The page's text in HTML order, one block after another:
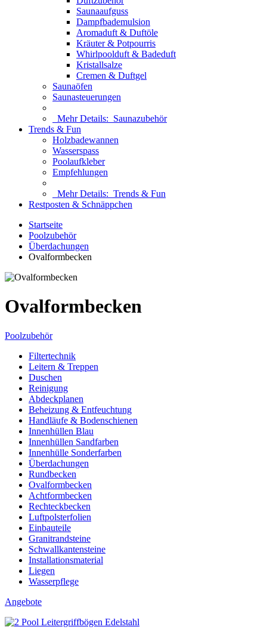
Saunaaufguss
Dampfbademulsion
Aromaduft & Duftöle
Kräuter & Potpourris
Whirlpoolduft & Badeduft
Kristallsalze
Cremen & Duftgel
Saunaöfen
Saunasteuerungen
Mehr Details: Saunazubehör
Trends & Fun
Holzbadewannen
Wasserspass
Poolaufkleber
Empfehlungen
Mehr Details: Trends & Fun
Restposten & Schnäppchen
Startseite
Poolzubehör
Überdachungen
Ovalformbecken
Ovalformbecken
Poolzubehör
Filtertechnik
Leitern & Treppen
Duschen
Reinigung
Abdeckplanen
Beheizung & Entfeuchtung
Handläufe & Bodenschienen
Innenhüllen Blau
Innenhüllen Sandfarben
Innenhülle Sonderfarben
Überdachungen
Rundbecken
Ovalformbecken
Achtformbecken
Rechteckbecken
Luftpolsterfolien
Einbauteile
Granitrandsteine
Schwallkantensteine
Installationsmaterial
Liegen
Wasserpflege
Angebote